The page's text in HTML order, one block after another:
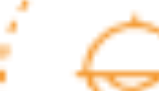
e
m
u
e
v